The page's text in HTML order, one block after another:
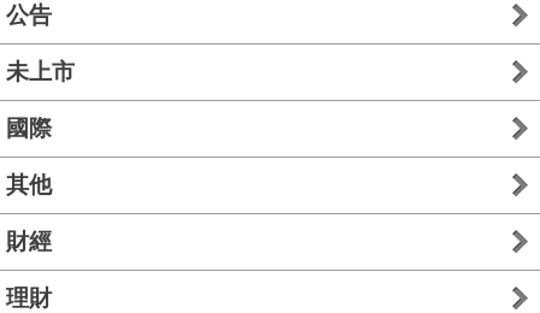
公告
未上市
國際
其他
財經
理財